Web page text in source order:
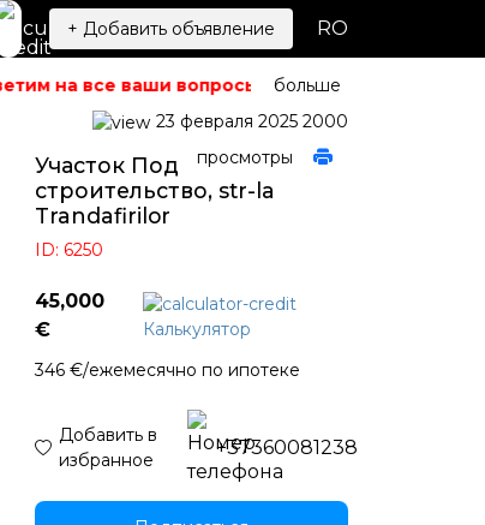
+ Добавить объявление RO
на все ваши вопросы. Не можете найти то,
больше
23 февраля 2025 2000
просмотры
Участок Под
строительство, str-la
Trandafirilor
ID: 6250
45,000
€
Калькулятор
346 €/ежемесячно по ипотеке
Добавить в
избранное
+37360081238